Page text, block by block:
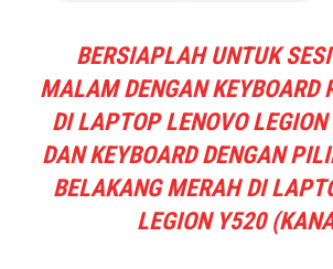
BERSIAPLAH UNTUK
MALAM DENGAN KEYBOARD
DI LAPTOP LENOVO
DAN KEYBOARD DENGAN
BELAKANG MERAH DI
LEGION Y520